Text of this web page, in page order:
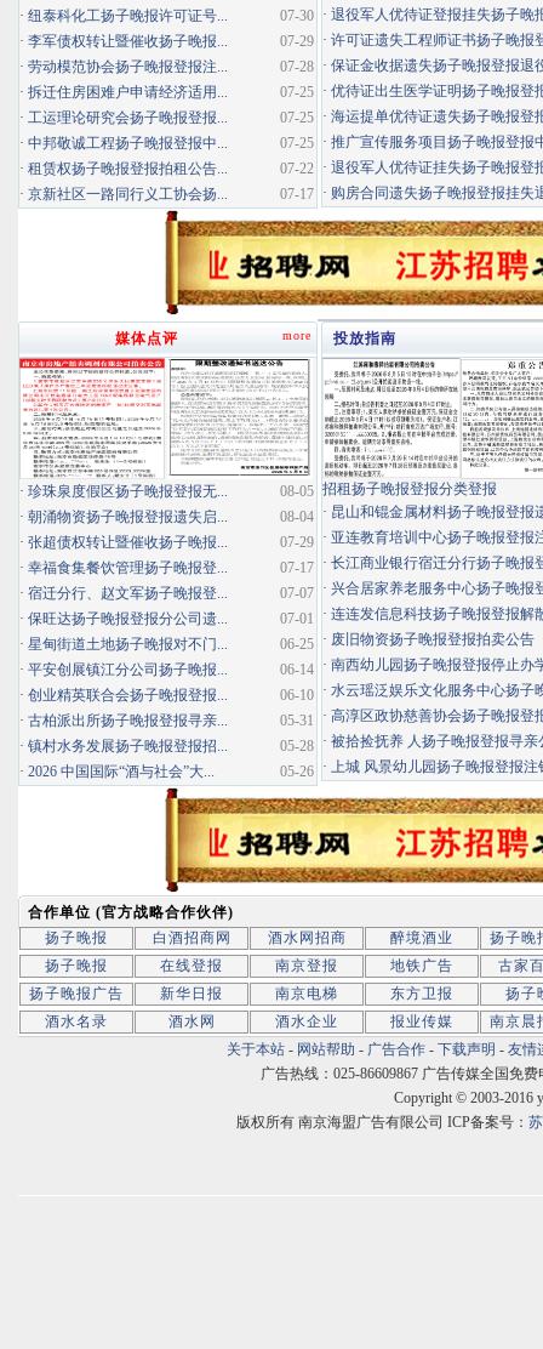
· 退役军人优待证登报挂失扬子晚
· 许可证遗失工程师证书扬子晚报
· 保证金收据遗失扬子晚报登报退
· 优待证出生医学证明扬子晚报登
· 海运提单优待证遗失扬子晚报登
· 推广宣传服务项目扬子晚报登报
· 退役军人优待证挂失扬子晚报登
· 购房合同遗失扬子晚报登报挂失
07-30
· 纽泰科化工扬子晚报许可证号...
07-29
· 李军债权转让暨催收扬子晚报...
07-28
· 劳动模范协会扬子晚报登报注...
07-25
· 拆迁住房困难户申请经济适用...
07-25
· 工运理论研究会扬子晚报登报...
07-25
· 中邦敬诚工程扬子晚报登报中...
07-22
· 租赁权扬子晚报登报拍租公告...
07-17
· 京新社区一路同行义工协会扬...
投放指南
招租扬子晚报登报分类登报
· 昆山和锟金属材料扬子晚报登报
· 亚连教育培训中心扬子晚报登报
· 长江商业银行宿迁分行扬子晚报
· 兴合居家养老服务中心扬子晚报
· 连连发信息科技扬子晚报登报解
· 废旧物资扬子晚报登报拍卖公告
· 南西幼儿园扬子晚报登报停止办
· 水云瑶泛娱乐文化服务中心扬子
· 高淳区政协慈善协会扬子晚报登
· 被拾捡抚养 人扬子晚报登报寻亲
· 上城 风景幼儿园扬子晚报登报注
more
媒体点评
08-05
· 珍珠泉度假区扬子晚报登报无...
08-04
· 朝涌物资扬子晚报登报遗失启...
07-29
· 张超债权转让暨催收扬子晚报...
07-17
· 幸福食集餐饮管理扬子晚报登...
07-07
· 宿迁分行、赵文军扬子晚报登...
07-01
· 保旺达扬子晚报登报分公司遗...
06-25
· 星甸街道土地扬子晚报对不门...
06-14
· 平安创展镇江分公司扬子晚报...
06-10
· 创业精英联合会扬子晚报登报...
05-31
· 古柏派出所扬子晚报登报寻亲...
05-28
· 镇村水务发展扬子晚报登报招...
05-26
· 2026 中国国际“酒与社会”大...
合作单位 (官方战略合作伙伴)
扬子晚报
白酒招商网 酒水网招商 醉境酒业
扬子晚
扬子晚报
在线登报 南京登报 地铁广告
古家
扬子晚报广告
新华日报 南京电梯 东方卫报
扬子
酒水名录
酒水网 酒水企业 报业传媒
南京晨
关于本站 - 网站帮助 - 广告合作 - 下载声明 - 友情
广告热线：025-86609867 广告传媒全国免费
Copyright © 2003-2016
版权所有 南京海盟广告有限公司 ICP备案号：